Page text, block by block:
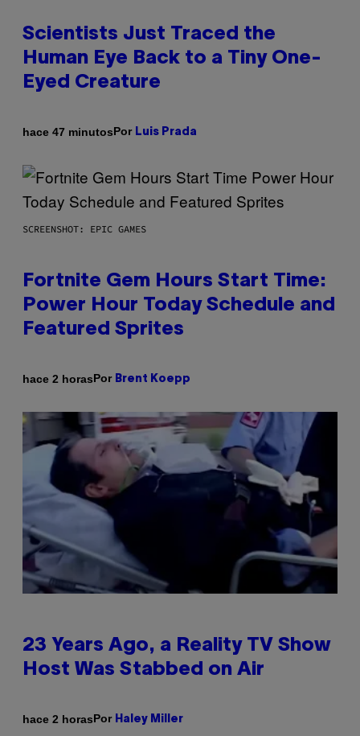
Scientists Just Traced the
Human Eye Back to a Tiny One-
Eyed Creature
hace 47 minutosPor Luis Prada
SCREENSHOT: EPIC GAMES
Fortnite Gem Hours Start Time:
Power Hour Today Schedule and
Featured Sprites
hace 2 horasPor Brent Koepp
23 Years Ago, a Reality TV Show
Host Was Stabbed on Air
hace 2 horasPor Haley Miller